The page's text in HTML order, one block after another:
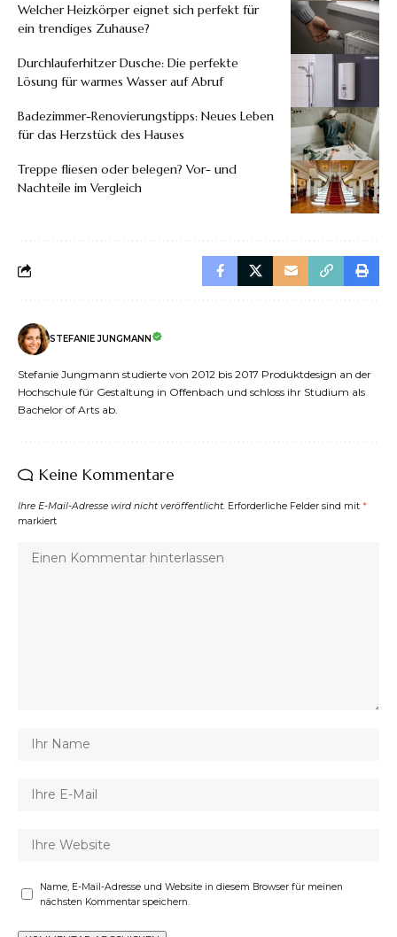
Welcher Heizkörper eignet sich perfekt für
ein trendiges Zuhause?
Durchlauferhitzer Dusche: Die perfekte
Lösung für warmes Wasser auf Abruf
Badezimmer-Renovierungstipps: Neues Leben
für das Herzstück des Hauses
Treppe fliesen oder belegen? Vor- und
Nachteile im Vergleich
STEFANIE JUNGMANN
Stefanie Jungmann studierte von 2012 bis 2017 Produktdesign an der
Hochschule für Gestaltung in Offenbach und schloss ihr Studium als
Bachelor of Arts ab.
Keine Kommentare
Ihre E-Mail-Adresse wird nicht veröffentlicht. Erforderliche Felder sind mit *
markiert
Name, E-Mail-Adresse und Website in diesem Browser für meinen
nächsten Kommentar speichern.